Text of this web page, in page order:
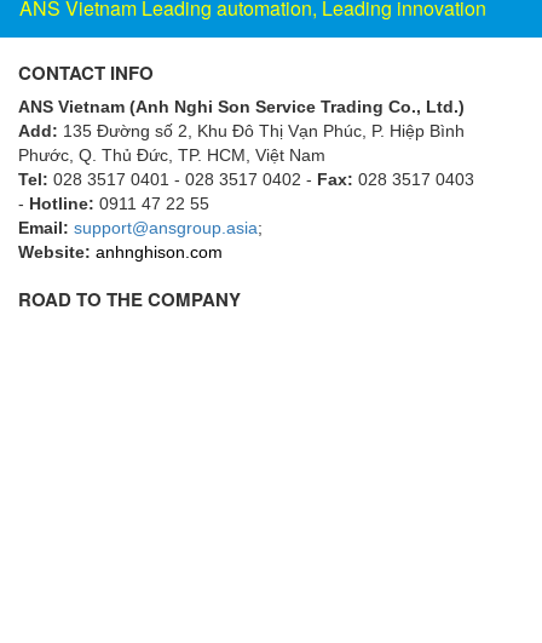
Hans-Schmidt
Hawe
HBC-radiomatic
HBM
Heidenhain
HEINRICHS
Hengesbach
ANS Vietnam Leading automation, Leading innovation
CONTACT INFO
ANS Vietnam (Anh Nghi Son Service Trading Co., Ltd.)
Add: 135 Đường số 2, Khu Đô Thị Vạn Phúc, P. Hiệp Bình
Phước, Q. Thủ Đức, TP. HCM , Việt Nam
Tel: 028 3517 0401 - 028 3517 0402 - Fax: 028 3517 0403
- Hotline: 0911 47 22 55
Email: support@ansgroup.asia;
Website: anhnghison.com
ROAD TO THE COMPANY